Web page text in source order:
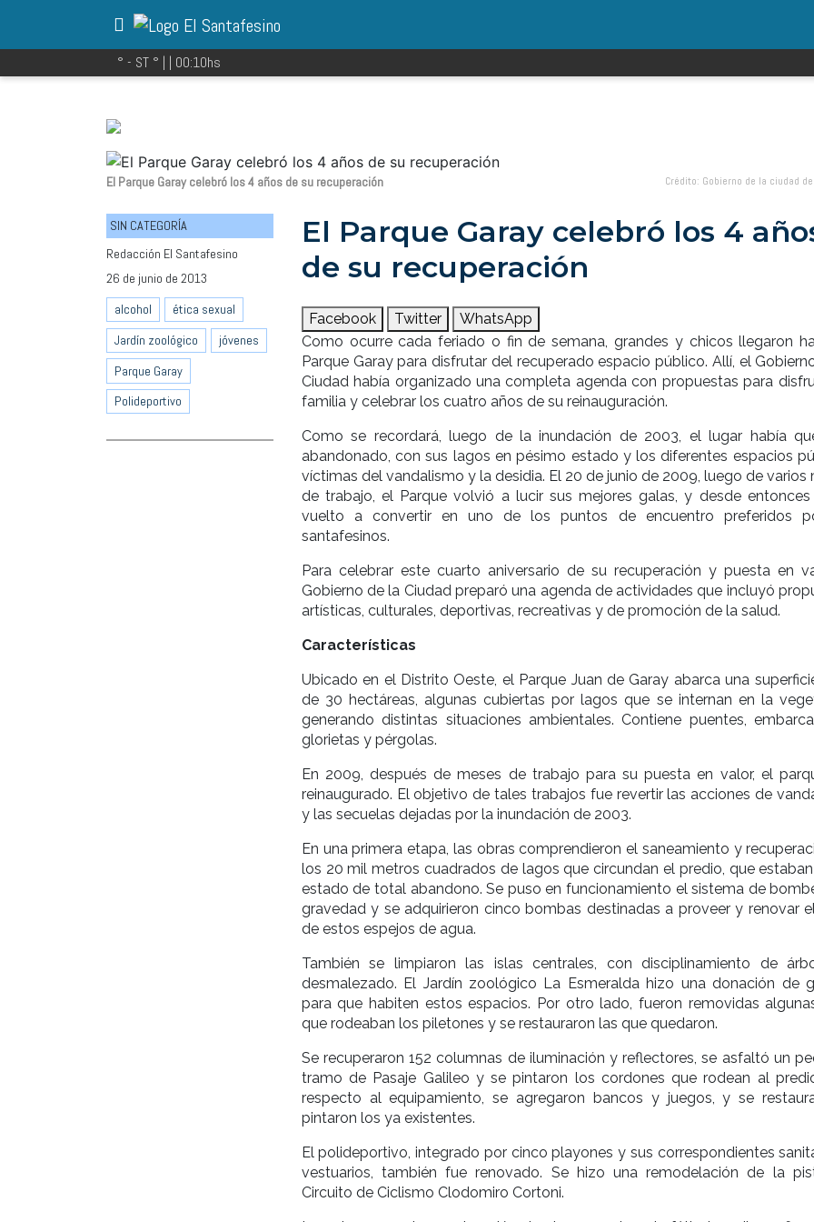
° - ST ° | | 00:10hs
El Parque Garay celebró los 4 años de su recuperación Crédito: Gobierno de la ciudad
SIN CATEGORÍA
Redacción El Santafesino
26 de junio de 2013
alcohol
ética sexual
Jardín zoológico
jóvenes
Parque Garay
Polideportivo
El Parque Garay celebró los 4
de su recuperación
Facebook Twitter
WhatsApp
Como ocurre cada feriado o fin de semana, grandes y chicos llegaron
Parque Garay para disfrutar del recuperado espacio público. Allí, el
Ciudad había organizado una completa agenda con propuestas para
familia y celebrar los cuatro años de su reinauguración.
Como se recordará, luego de la inundación de 2003, el lugar había
abandonado, con sus lagos en pésimo estado y los diferentes espacios
víctimas del vandalismo y la desidia. El 20 de junio de 2009, luego de varios
de trabajo, el Parque volvió a lucir sus mejores galas, y desde
vuelto a convertir en uno de los puntos de encuentro preferidos
santafesinos.
Para celebrar este cuarto aniversario de su recuperación y puesta en
Gobierno de la Ciudad preparó una agenda de actividades que incluyó
artísticas, culturales, deportivas, recreativas y de promoción de la salud.
Características
Ubicado en el Distrito Oeste, el Parque Juan de Garay abarca una
de 30 hectáreas, algunas cubiertas por lagos que se internan en la
generando distintas situaciones ambientales. Contiene puentes,
glorietas y pérgolas.
En 2009, después de meses de trabajo para su puesta en valor, el
reinaugurado. El objetivo de tales trabajos fue revertir las acciones de
y las secuelas dejadas por la inundación de 2003.
En una primera etapa, las obras comprendieron el saneamiento y
los 20 mil metros cuadrados de lagos que circundan el predio, que
estado de total abandono. Se puso en funcionamiento el sistema de
gravedad y se adquirieron cinco bombas destinadas a proveer y renovar
de estos espejos de agua.
También se limpiaron las islas centrales, con disciplinamiento de
desmalezado. El Jardín zoológico La Esmeralda hizo una donación de
para que habiten estos espacios. Por otro lado, fueron removidas
que rodeaban los piletones y se restauraron las que quedaron.
Se recuperaron 152 columnas de iluminación y reflectores, se asfaltó un
tramo de Pasaje Galileo y se pintaron los cordones que rodean al
respecto al equipamiento, se agregaron bancos y juegos, y se
pintaron los ya existentes.
El polideportivo, integrado por cinco playones y sus correspondientes
vestuarios, también fue renovado. Se hizo una remodelación de la
Circuito de Ciclismo Clodomiro Cortoni.